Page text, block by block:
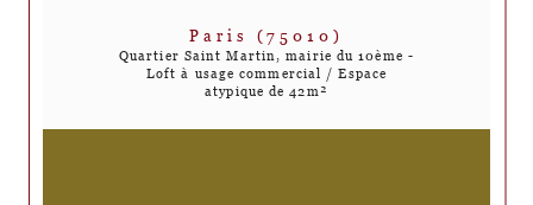
Paris (75010)
Quartier Saint Martin, mairie du 10ème -
Loft à usage commercial / Espace
atypique de 42m²